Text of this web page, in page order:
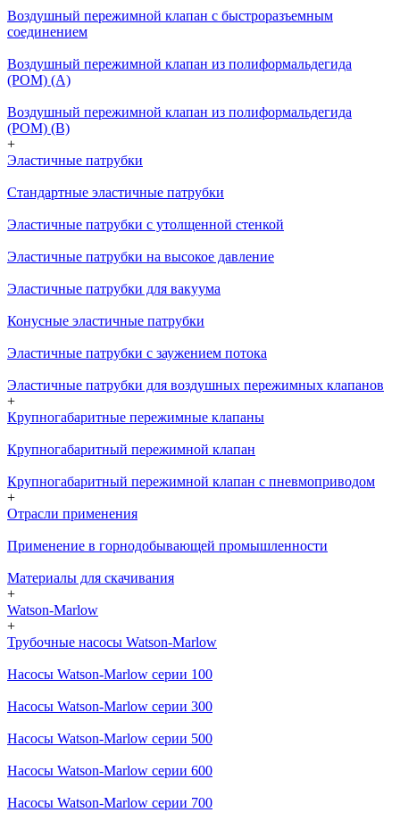
Воздушный пережимной клапан с быстроразъемным
соединением
Воздушный пережимной клапан из полиформальдегида
(POM) (A)
Воздушный пережимной клапан из полиформальдегида
(POM) (B)
+
Эластичные патрубки
Стандартные эластичные патрубки
Эластичные патрубки с утолщенной стенкой
Эластичные патрубки на высокое давление
Эластичные патрубки для вакуума
Конусные эластичные патрубки
Эластичные патрубки с заужением потока
Эластичные патрубки для воздушных пережимных клапанов
+
Крупногабаритные пережимные клапаны
Крупногабаритный пережимной клапан
Крупногабаритный пережимной клапан с пневмоприводом
+
Отрасли применения
Применение в горнодобывающей промышленности
Материалы для скачивания
+
Watson-Marlow
+
Трубочные насосы Watson-Marlow
Насосы Watson-Marlow серии 100
Насосы Watson-Marlow серии 300
Насосы Watson-Marlow серии 500
Насосы Watson-Marlow серии 600
Насосы Watson-Marlow серии 700